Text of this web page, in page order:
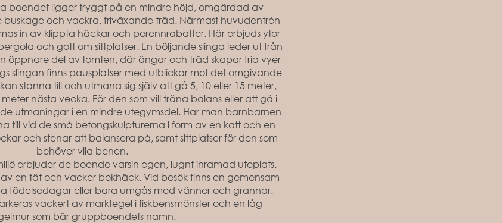
boendet ligger tryggt på en mindre höjd, omgärdad av
och vackra, friväxande träd. Närmast huvudentrén
in av klippta häckar och perennrabatter. Här erbjuds ytor
och gott om sittplatser. En böljande slinga leder ut från
öppnare del av tomten, där ängar och träd skapar fria vyer
slingan finns pausplatser med utblickar mot det omgivande
stanna till och utmana sig själv att gå 5, 10 eller 15 meter,
nästa vecka. För den som vill träna balans eller att gå i
utmaningar i en mindre utegymsdel. Har man barnbarnen
till vid de små betongskulpturerna i form av en katt och en
och stenar att balansera på, samt sittplatser för den som
behöver vila benen.
erbjuder de boende varsin egen, lugnt inramad uteplats.
en tät och vacker bokhäck. Vid besök finns en gemensam
födelsedagar eller bara umgås med vänner och grannar.
vackert av marktegel i fiskbensmönster och en låg
som bär gruppboendets namn.